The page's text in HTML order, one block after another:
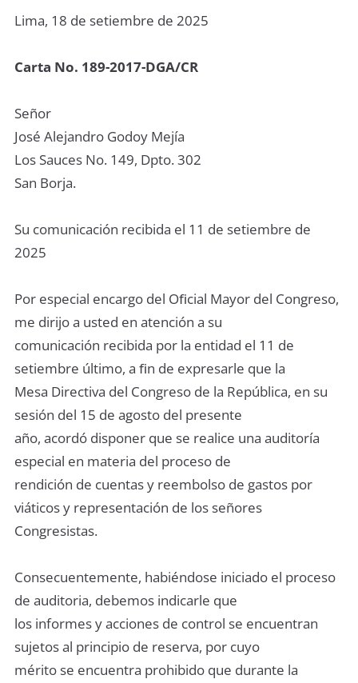
Lima, 18 de setiembre de 2025
Carta No. 189-2017-DGA/CR
Señor
José Alejandro Godoy Mejía
Los Sauces No. 149, Dpto. 302
San Borja.
Su comunicación recibida el 11 de setiembre de
2025
Por especial encargo del Oﬁcial Mayor del Congreso,
me dirijo a usted en atención a su
comunicación recibida por la entidad el 11 de
setiembre último, a ﬁn de expresarle que la
Mesa Directiva del Congreso de la República, en su
sesión del 15 de agosto del presente
año, acordó disponer que se realice una auditoría
especial en materia del proceso de
rendición de cuentas y reembolso de gastos por
viáticos y representación de los señores
Congresistas.
Consecuentemente, habiéndose iniciado el proceso
de auditoria, debemos indicarle que
los informes y acciones de control se encuentran
sujetos al principio de reserva, por cuyo
mérito se encuentra prohibido que durante la